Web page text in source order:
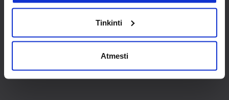
Tinkinti
Atmesti